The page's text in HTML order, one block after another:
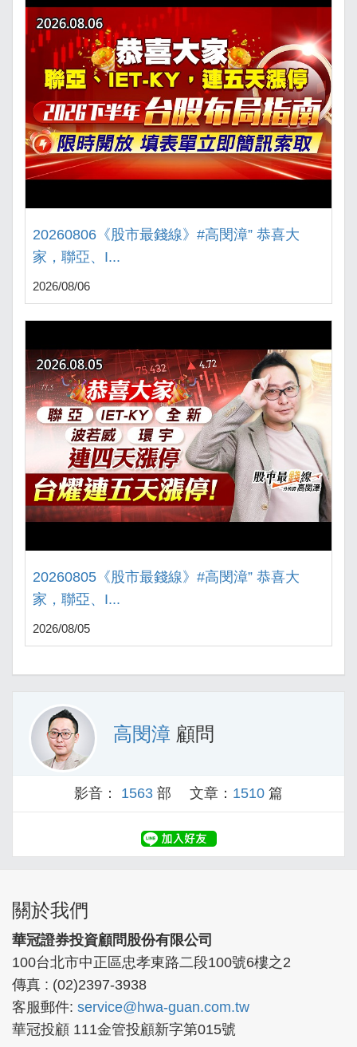
20260806《股市最錢線》#高閔漳” 恭喜大
家，聯亞、I...
2026/08/06
20260805《股市最錢線》#高閔漳” 恭喜大
家，聯亞、I...
2026/08/05
高閔漳 顧問
影音： 1563 部 文章： 1510 篇
關於我們
華冠證券投資顧問股份有限公司
100台北市中正區忠孝東路二段100號6樓之2
傳真 : (02)2397-3938
客服郵件: service@hwa-guan.com.tw
華冠投顧 111金管投顧新字第015號